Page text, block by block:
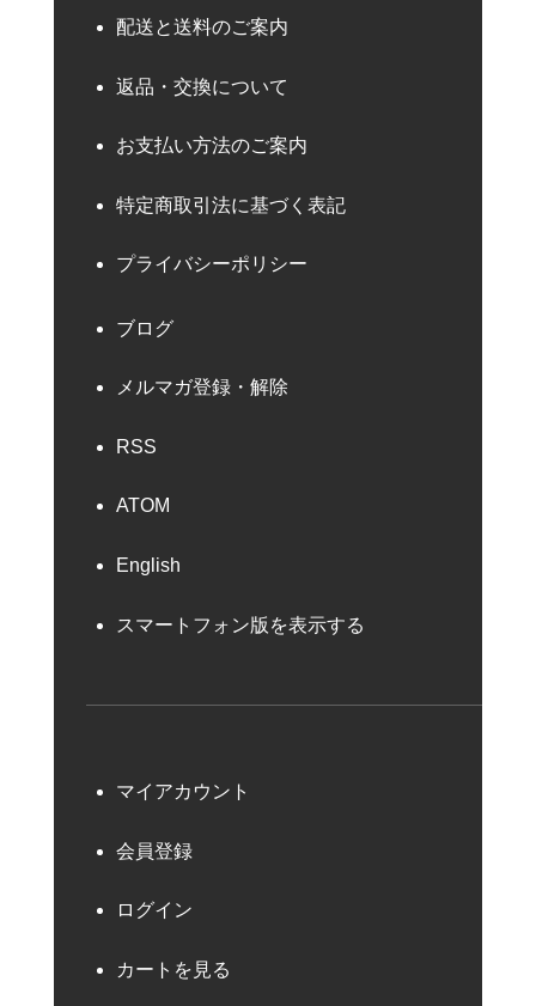
配送と送料のご案内
返品・交換について
お支払い方法のご案内
特定商取引法に基づく表記
プライバシーポリシー
ブログ
メルマガ登録・解除
RSS
ATOM
English
スマートフォン版を表示する
マイアカウント
会員登録
ログイン
カートを見る